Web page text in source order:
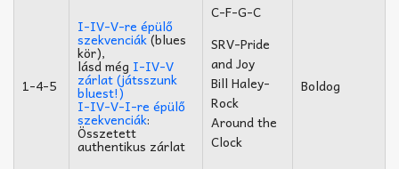
1-4-5
I-IV-V-re épülő
szekvenciák(blues
kör),
lásd még I-IV-V
zárlat (játsszunk
bluest!)
I-IV-V-I-re épülő
szekvenciák:
Összetett
authentikus zárlat
C-F-G-C
SRV-Pride
and Joy
Bill Haley-
Rock
Around the
Clock
Boldog